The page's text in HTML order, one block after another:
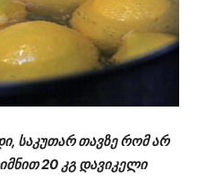
საკუთარ თავზე რომ არ
20 კგ დავიკელი